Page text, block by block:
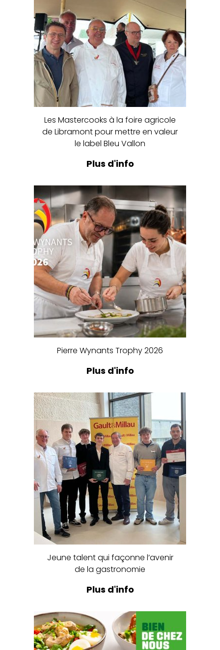
Les Mastercooks à la foire agricole
de Libramont pour mettre en valeur
le label Bleu Vallon
Plus d'info
Pierre Wynants Trophy 2026
Plus d'info
Jeune talent qui façonne l’avenir
de la gastronomie
Plus d'info